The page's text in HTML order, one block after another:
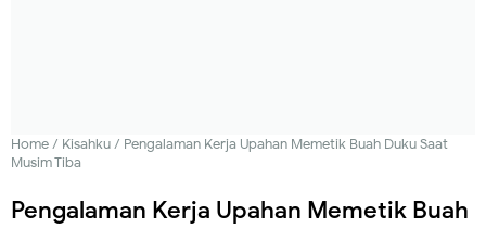
Home/ Kisahku/ Pengalaman Kerja Upahan Memetik Buah Duku Saat
Musim Tiba
Pengalaman Kerja Upahan Memetik Buah